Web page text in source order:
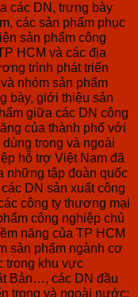
các DN, trưng bày
các sản phẩm phục
sản phẩm công
HCM và các địa
trình phát triển
nhóm sản phẩm
bày, giới thiệu sản
giữa các DN công
của thành phố với
trong và ngoài
hỗ trợ Việt Nam đã
những tập đoàn quốc
DN sản xuất công
công ty thương mại
công nghiệp chủ
năng của TP HCM
sản phẩm ngành cơ
trong khu vực
Bản…, các DN đầu
trong và ngoài nước: